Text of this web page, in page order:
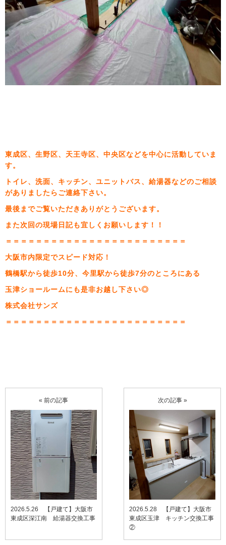
東成区、生野区、天王寺区、中央区などを中心に活動していま
す。
トイレ、洗面、キッチン、ユニットバス、給湯器などのご相談
がありましたらご連絡下さい。
最後までご覧いただきありがとうございます。
また次回の現場日記も宜しくお願いします！！
＝＝＝＝＝＝＝＝＝＝＝＝＝＝＝＝＝＝＝＝＝＝＝＝
大阪市内限定でスピード対応！
鶴橋駅から徒歩10分、今里駅から徒歩7分のところにある
玉津ショールームにも是非お越し下さい◎
株式会社サンズ
＝＝＝＝＝＝＝＝＝＝＝＝＝＝＝＝＝＝＝＝＝＝＝＝
« 前の記事
2026.5.26 【戸建て】大阪市
東成区深江南 給湯器交換工事
次の記事 »
2026.5.28 【戸建て】大阪市
東成区玉津 キッチン交換工事
②